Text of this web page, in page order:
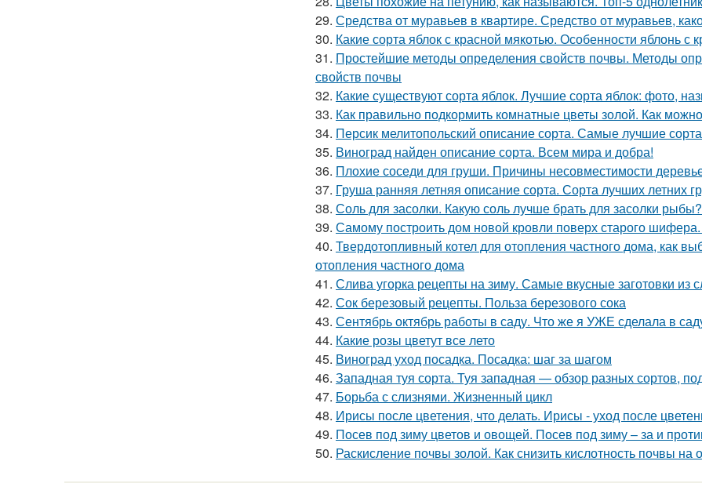
29. Средства от муравьев в квартире. Средство от муравьев,
30. Какие сорта яблок с красной мякотью. Особенности яблонь с
31. Простейшие методы определения свойств почвы. Методы
свойств почвы
32. Какие существуют сорта яблок. Лучшие сорта яблок: фото,
33. Как правильно подкормить комнатные цветы золой. Как
34. Персик мелитопольский описание сорта. Самые лучшие
35. Виноград найден описание сорта. Всем мира и добра!
36. Плохие соседи для груши. Причины несовместимости
37. Груша ранняя летняя описание сорта. Сорта лучших летних
38. Соль для засолки. Какую соль лучше брать для засолки рыбы?
39. Самому построить дом новой кровли поверх старого
40. Твердотопливный котел для отопления частного дома, как
отопления частного дома
41. Слива угорка рецепты на зиму. Самые вкусные заготовки из
42. Сок березовый рецепты. Польза березового сока
43. Сентябрь октябрь работы в саду. Что же я УЖЕ сделала в
44. Какие розы цветут все лето
45. Виноград уход посадка. Посадка: шаг за шагом
46. Западная туя сорта. Туя западная — обзор разных сортов,
47. Борьба с слизнями. Жизненный цикл
48. Ирисы после цветения, что делать. Ирисы - уход после
49. Посев под зиму цветов и овощей. Посев под зиму – за и
50. Раскисление почвы золой. Как снизить кислотность почвы на